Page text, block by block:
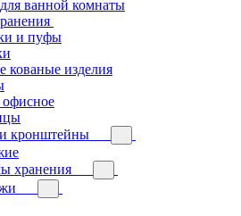
ванной комнаты
и пуфы
кованые изделия
кронштейны
хранения